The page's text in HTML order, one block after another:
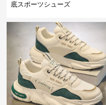
底スポーツシューズ